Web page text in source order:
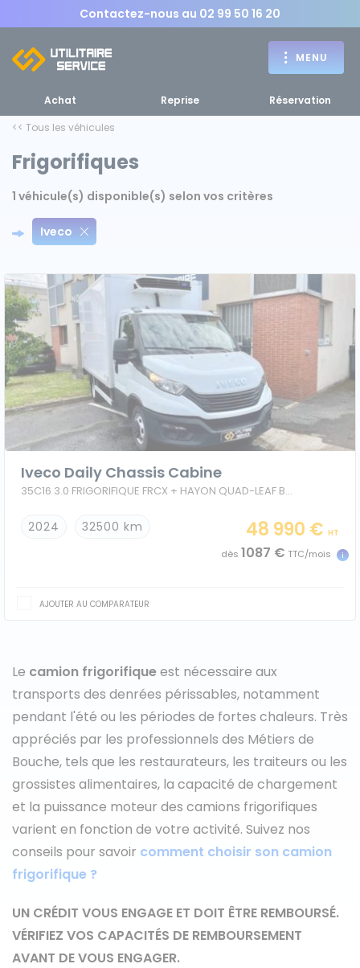
Contactez-nous au 02 99 50 16 20
MENU
MENU
Achat
d'un utilitaire
Fourgons Camionnettes
Bennes, plateaux
spécifiques
Caisses grands volumes Frigorifiques
Voitures de société et Pick-
up
Citroën
Fiat
Ford
Isuzu
Iveco
Maxus
Nissan
Peugeot
RETOUR MENU
Achat Reprise
Réservation
<< Tous les véhicules
Frigorifiques
1 véhicule(s) disponible(s) selon vos critères
Iveco
Iveco Daily Chassis Cabine
35C16 3.0 FRIGORIFIQUE FRCX + HAYON QUAD-LEAF BVM6
2024 32500 km 48 990 € HT
dès 1087 € TTC/mois
AJOUTER AU COMPARATEUR
Le camion frigorifiqueest nécessaire aux
transports des denrées périssables, notamment
pendant l'été ou les périodes de fortes chaleurs. Très
appréciés par les professionnels des Métiers de
Bouche, tels que les restaurateurs, les traiteurs ou les
grossistes alimentaires, la capacité de chargement
et la puissance moteur des camions frigorifiques
varient en fonction de votre activité. Suivez nos
conseils pour savoir comment choisir son camion
frigorifique ?
UN CRÉDIT VOUS ENGAGE ET DOIT ÊTRE REMBOURSÉ.
VÉRIFIEZ VOS CAPACITÉS DE REMBOURSEMENT
AVANT DE VOUS ENGAGER.